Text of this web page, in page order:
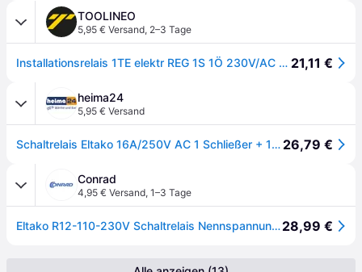
TOOLINEO
5,95 € Versand, 2–3 Tage
Installationsrelais 1TE elektr REG 1S 1Ö 230V/AC 16A 21,11 €
heima24
5,95 € Versand
Schaltrelais Eltako 16A/250V AC 1 Schließer + 1 Öffner R12-110-230V 26,79 €
Conrad
4,95 € Versand, 1–3 Tage
Eltako R12-110-230V Schaltrelais Nennspannung: 230 V Schaltstrom (max.): 16 A 1 Öffner, 1 Schließer 1 St.28,99 €